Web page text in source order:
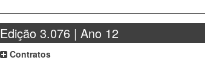
Edição 3.076 | Ano 12
Contratos